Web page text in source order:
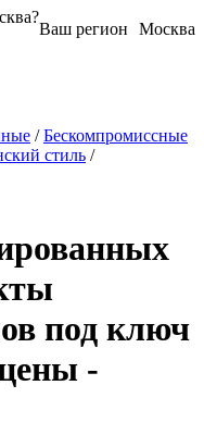
Москва
Ваш регион
?
/Бескомпромиссные
стиль /
под ключ
-